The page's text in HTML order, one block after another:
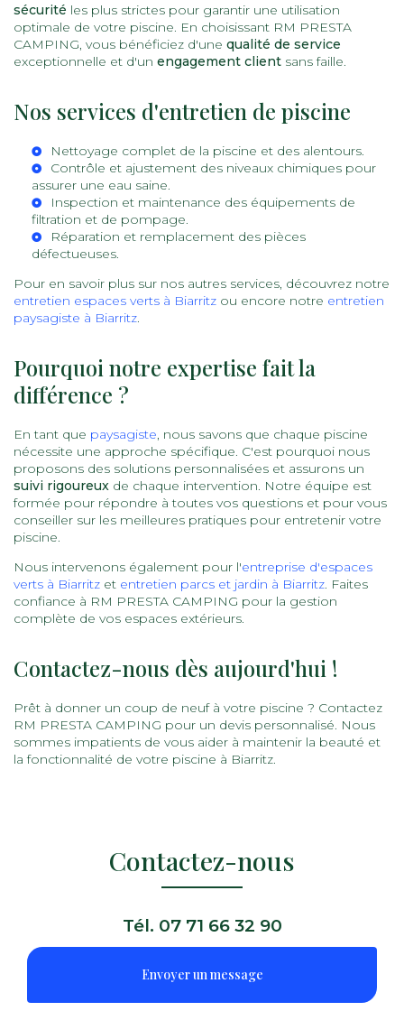
sécurité les plus strictes pour garantir une utilisation
optimale de votre piscine. En choisissant RM PRESTA
CAMPING, vous bénéficiez d'une qualité de service
exceptionnelle et d'un engagement client sans faille.
Nos services d'entretien de piscine
Nettoyage complet de la piscine et des alentours.
Contrôle et ajustement des niveaux chimiques pour
assurer une eau saine.
Inspection et maintenance des équipements de
filtration et de pompage.
Réparation et remplacement des pièces
défectueuses.
Pour en savoir plus sur nos autres services, découvrez notre
entretien espaces verts à Biarritz ou encore notre entretien
paysagiste à Biarritz.
Pourquoi notre expertise fait la
différence ?
En tant que paysagiste, nous savons que chaque piscine
nécessite une approche spécifique. C'est pourquoi nous
proposons des solutions personnalisées et assurons un
suivi rigoureux de chaque intervention. Notre équipe est
formée pour répondre à toutes vos questions et pour vous
conseiller sur les meilleures pratiques pour entretenir votre
piscine.
Nous intervenons également pour l'entreprise d'espaces
verts à Biarritz et entretien parcs et jardin à Biarritz. Faites
confiance à RM PRESTA CAMPING pour la gestion
complète de vos espaces extérieurs.
Contactez-nous dès aujourd'hui !
Prêt à donner un coup de neuf à votre piscine ? Contactez
RM PRESTA CAMPING pour un devis personnalisé. Nous
sommes impatients de vous aider à maintenir la beauté et
la fonctionnalité de votre piscine à Biarritz.
Contactez-nous
Tél. 07 71 66 32 90
Envoyer un message